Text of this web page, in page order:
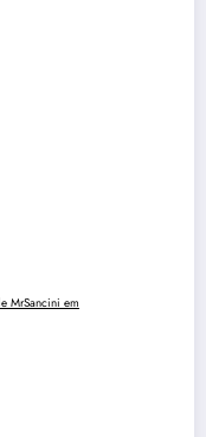
MrSancini em